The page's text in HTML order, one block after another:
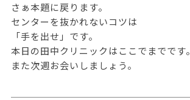
さぁ本題に戻ります。
センターを抜かれないコツは
「手を出せ」です。
本日の田中クリニックはここでまでです。
また次週お会いしましょう。